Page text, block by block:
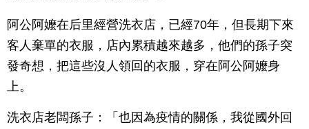
阿公阿嬤在后里經營洗衣店，已經70年，但長期下來
客人棄單的衣服，店內累積越來越多，他們的孫子突
發奇想，把這些沒人領回的衣服，穿在阿公阿嬤身
上。
洗衣店老闆孫子：「也因為疫情的關係，我從國外回